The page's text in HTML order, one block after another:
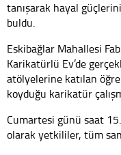
tanışarak hayal
buldu.
Eskibağlar Mahallesi
Karikatürlü Ev’de
atölyelerine katılan
koyduğu karikatür
Cumartesi günü saat
olarak yetkililer, tüm